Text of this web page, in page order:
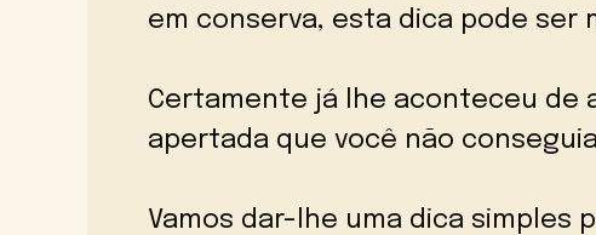
em conserva, esta dica pode ser
Certamente já lhe aconteceu de
apertada que você não
Vamos dar-lhe uma dica simples